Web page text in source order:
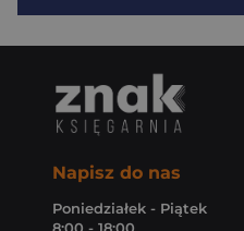
Napisz do nas
Poniedziałek - Piątek